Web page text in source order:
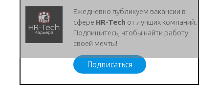
Ежедневно публикуем вакансии в
сфере HR-Tech от лучших компаний.
Подпишитесь, чтобы найти работу
своей мечты!
Подписаться